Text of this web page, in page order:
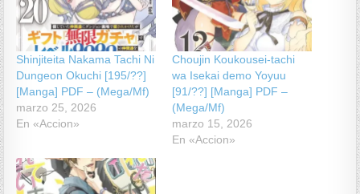
Shinjiteita Nakama Tachi Ni
Dungeon Okuchi [195/??]
[Manga] PDF – (Mega/Mf)
marzo 25, 2026
En «Accion»
Choujin Koukousei-tachi
wa Isekai demo Yoyuu
[91/??] [Manga] PDF –
(Mega/Mf)
marzo 15, 2026
En «Accion»